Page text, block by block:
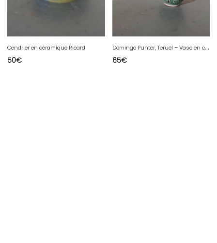
Cendrier en céramique Ricard
50€
D
omingo Punter, Teruel – Vase en céramique émaillée.
65€